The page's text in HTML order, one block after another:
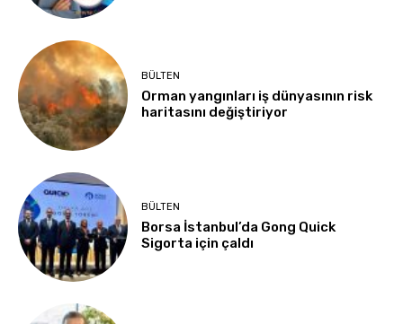
BÜLTEN
Orman yangınları iş dünyasının risk
haritasını değiştiriyor
BÜLTEN
Borsa İstanbul’da Gong Quick
Sigorta için çaldı